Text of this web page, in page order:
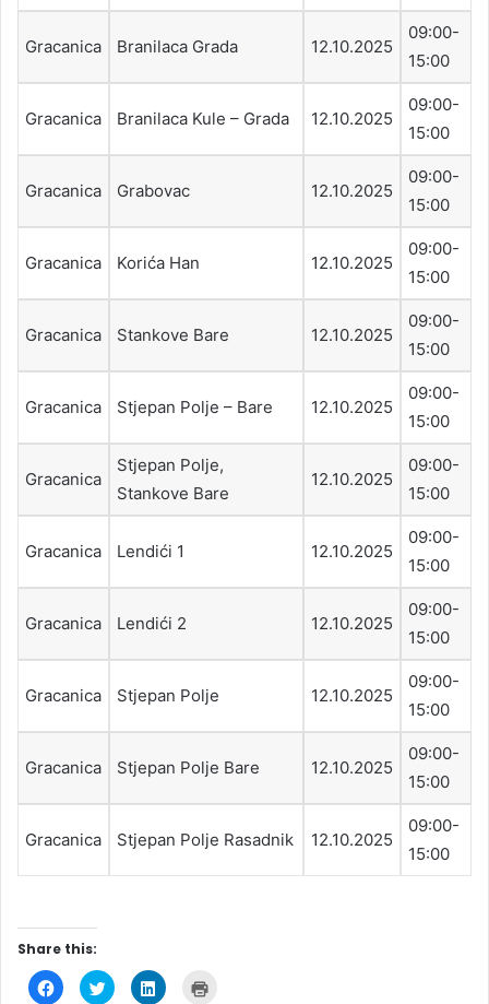
Gracanica Branilaca Grada 12.10.2025
09:00-
15:00
Gracanica Branilaca Kule – Grada 12.10.2025
09:00-
15:00
Gracanica Grabovac 12.10.2025
09:00-
15:00
Gracanica Korića Han 12.10.2025
09:00-
15:00
Gracanica Stankove Bare 12.10.2025
09:00-
15:00
Gracanica Stjepan Polje – Bare 12.10.2025
09:00-
15:00
Gracanica
Stjepan Polje,
Stankove Bare
12.10.2025
09:00-
15:00
Gracanica Lendići 1 12.10.2025
09:00-
15:00
Gracanica Lendići 2 12.10.2025
09:00-
15:00
Gracanica Stjepan Polje 12.10.2025
09:00-
15:00
Gracanica Stjepan Polje Bare 12.10.2025
09:00-
15:00
Gracanica Stjepan Polje Rasadnik 12.10.2025
09:00-
15:00
Share this:
C
l
C
l
C
l